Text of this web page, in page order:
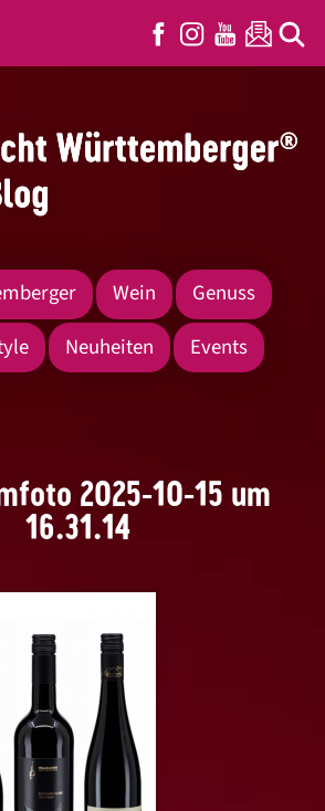
Wein
Genuss
Neuheiten Events
2025-10-15 um
16.31.14